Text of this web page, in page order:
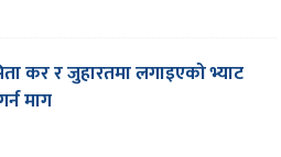
कर र जुहारतमा लगाइएको भ्याट
माग